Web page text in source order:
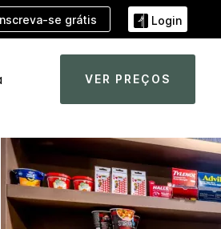
se grátis Login
VER PREÇOS